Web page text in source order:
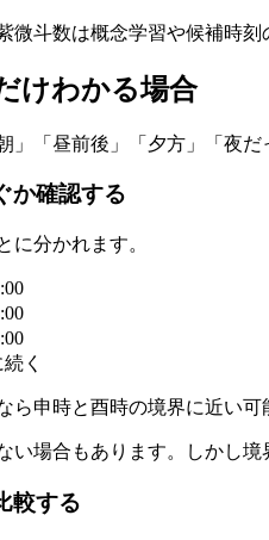
微斗数は概念学習や候補時
けわかる場合
」「昼前後」「夕方」「夜
か確認する
に分かれます。
く
ら申時と酉時の境界に近い
い場合もあります。しかし
較する